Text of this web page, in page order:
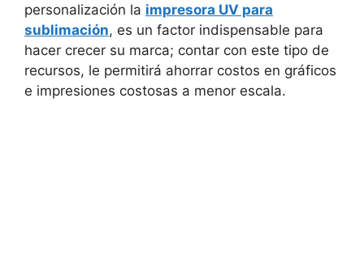
personalización la impresora UV para
sublimación, es un factor indispensable para
hacer crecer su marca; contar con este tipo de
recursos, le permitirá ahorrar costos en gráficos
e impresiones costosas a menor escala.